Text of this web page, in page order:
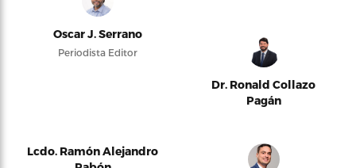
Oscar J. Serrano
Periodista Editor
Dr. Ronald Collazo
Pagán
Lcdo. Ramón Alejandro